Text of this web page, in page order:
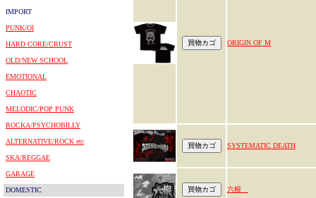
IMPORT
PUNK/OI
HARD CORE/CRUST
OLD/NEW SCHOOL
EMOTIONAL
CHAOTIC
MELODIC/POP PUNK
ROCKA/PSYCHOBILLY
ALTERNATIVE/ROCK etc
SKA/REGGAE
GARAGE
DOMESTIC
ORIGIN OF M
SYSTEMATIC DEATH
六根